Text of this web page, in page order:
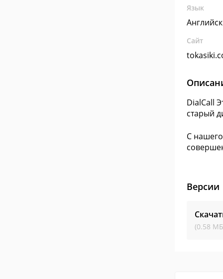
Язык
Сайт
DialCall
старый
С
Версии
(0.58